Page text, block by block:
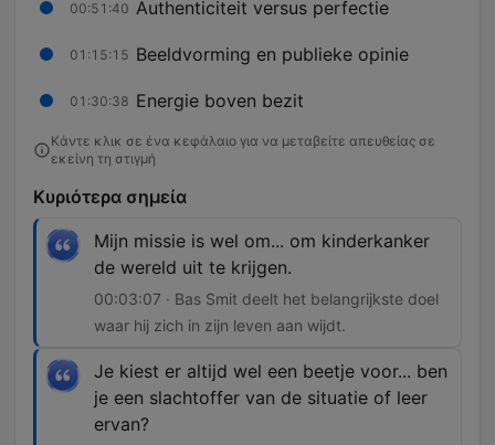
00:51:40 Authenticiteit versus perfectie
01:15:15 Beeldvorming en publieke opinie
01:30:38 Energie boven bezit
Κάντε κλικ σε ένα κεφάλαιο για να μεταβείτε απευθείας σε
εκείνη τη στιγμή
Κυριότερα σημεία
Mijn missie is wel om... om kinderkanker
de wereld uit te krijgen.
00:03:07 · Bas Smit deelt het belangrijkste doel
waar hij zich in zijn leven aan wijdt.
Je kiest er altijd wel een beetje voor... ben
je een slachtoffer van de situatie of leer
ervan?